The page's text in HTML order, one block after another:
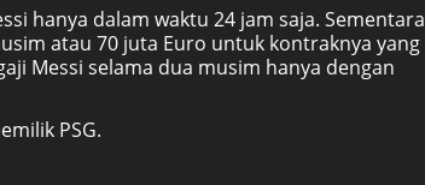
hanya dalam waktu 24 jam saja. Sementara
atau 70 juta Euro untuk kontraknya yang
Messi selama dua musim hanya dengan
PSG.